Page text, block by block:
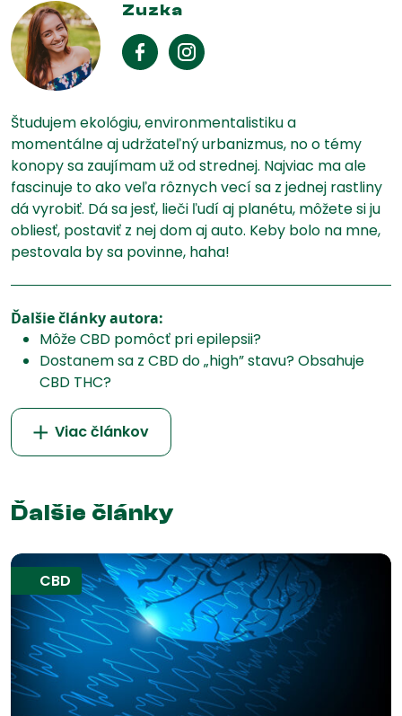
Zuzka
Študujem ekológiu, environmentalistiku a
momentálne aj udržateľný urbanizmus, no o témy
konopy sa zaujímam už od strednej. Najviac ma ale
fascinuje to ako veľa rôznych vecí sa z jednej rastliny
dá vyrobiť. Dá sa jesť, lieči ľudí aj planétu, môžete si ju
obliesť, postaviť z nej dom aj auto. Keby bolo na mne,
pestovala by sa povinne, haha!
Ďalšie články autora:
Môže CBD pomôcť pri epilepsii?
Dostanem sa z CBD do „high” stavu? Obsahuje
CBD THC?
Viac článkov
Ďalšie články
CBD